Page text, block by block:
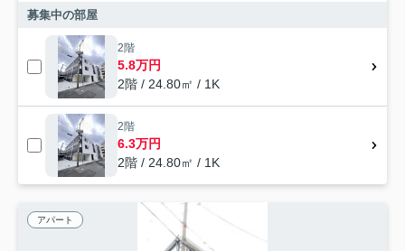
募集中の部屋
2階
5.8万円
2階 / 24.80㎡ / 1K
2階
6.3万円
2階 / 24.80㎡ / 1K
アパート